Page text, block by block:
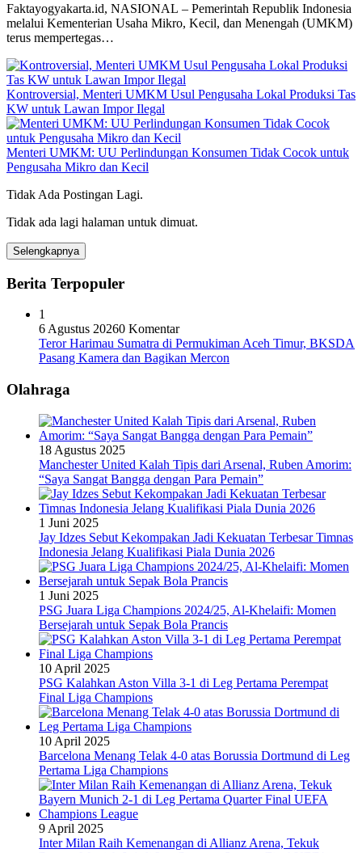
Faktayogyakarta.id, NASIONAL – Pemerintah Republik Indonesia
melalui Kementerian Usaha Mikro, Kecil, dan Menengah (UMKM)
terus mempertegas…
Kontroversial, Menteri UMKM Usul Pengusaha Lokal Produksi Tas
KW untuk Lawan Impor Ilegal
Menteri UMKM: UU Perlindungan Konsumen Tidak Cocok untuk
Pengusaha Mikro dan Kecil
Tidak Ada Postingan Lagi.
Tidak ada lagi halaman untuk dimuat.
Selengkapnya
Berita Terpopuler
1
6 Agustus 20260 Komentar
Teror Harimau Sumatra di Permukiman Aceh Timur, BKSDA
Pasang Kamera dan Bagikan Mercon
Olahraga
18 Agustus 2025
Manchester United Kalah Tipis dari Arsenal, Ruben Amorim:
“Saya Sangat Bangga dengan Para Pemain”
1 Juni 2025
Jay Idzes Sebut Kekompakan Jadi Kekuatan Terbesar Timnas
Indonesia Jelang Kualifikasi Piala Dunia 2026
1 Juni 2025
PSG Juara Liga Champions 2024/25, Al-Khelaifi: Momen
Bersejarah untuk Sepak Bola Prancis
10 April 2025
PSG Kalahkan Aston Villa 3-1 di Leg Pertama Perempat
Final Liga Champions
10 April 2025
Barcelona Menang Telak 4-0 atas Borussia Dortmund di Leg
Pertama Liga Champions
9 April 2025
Inter Milan Raih Kemenangan di Allianz Arena, Tekuk